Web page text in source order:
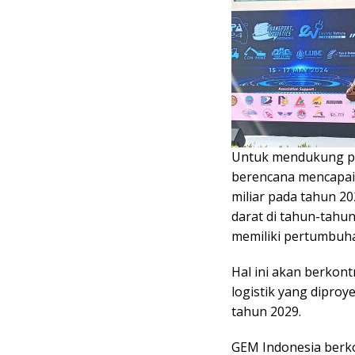
Untuk mendukung
berencana
miliar pada tahun
darat di tahun-
memiliki
Hal ini akan
logistik yang
tahun 2029.
GEM Indonesia